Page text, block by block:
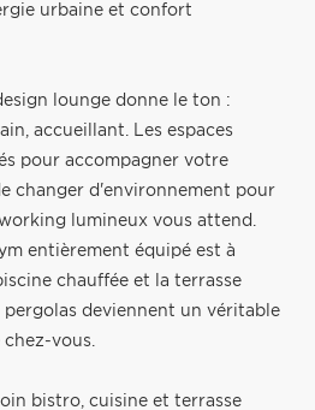
urbaine et confort
lounge donne le ton :
accueillant. Les espaces
pour accompagner votre
changer d'environnement pour
lumineux vous attend.
entièrement équipé est à
chauffée et la terrasse
pergolas deviennent un véritable
vous.
bistro, cuisine et terrasse